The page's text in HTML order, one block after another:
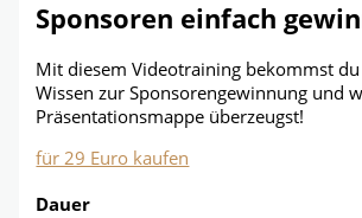
Sponsoren einfach
Mit diesem Videotraining bekommst
Wissen zur Sponsorengewinnung und
Präsentationsmappe überzeugst!
für 29 Euro kaufen
Dauer